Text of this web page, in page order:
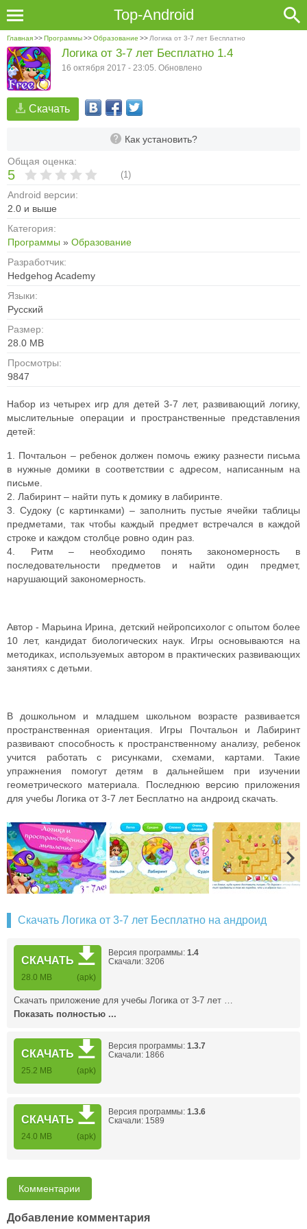
Top-Android
Главная>>Программы>>Образование >> Логика от 3-7 лет Бесплатно
Скачать
Как установить?
Общая оценка:
5 (1)
Android версии:
2.0 и выше
Категория:
Программы » Образование
Разработчик:
Hedgehog Academy
Языки:
Русский
Размер:
28.0 MB
Просмотры:
9847
Логика от 3-7 лет Бесплатно 1.4
16 октября 2017 - 23:05. Обновлено
Набор из четырех игр для детей 3-7 лет, развивающий логику,
мыслительные операции и пространственные представления
детей:
1. Почтальон – ребенок должен помочь ежику разнести письма
в нужные домики в соответствии с адресом, написанным на
письме.
2. Лабиринт – найти путь к домику в лабиринте.
3. Судоку (с картинками) – заполнить пустые ячейки таблицы
предметами, так чтобы каждый предмет встречался в каждой
строке и каждом столбце ровно один раз.
4. Ритм – необходимо понять закономерность в
последовательности предметов и найти один предмет,
нарушающий закономерность.
Автор - Марьина Ирина, детский нейропсихолог с опытом более
10 лет, кандидат биологических наук. Игры основываются на
методиках, используемых автором в практических развивающих
занятиях с детьми.
В дошкольном и младшем школьном возрасте развивается
пространственная ориентация. Игры Почтальон и Лабиринт
развивают способность к пространственному анализу, ребенок
учится работать с рисунками, схемами, картами. Такие
упражнения помогут детям в дальнейшем при изучении
геометрического материала. Последнюю версию приложения
для учебы Логика от 3-7 лет Бесплатно на андроид скачать.
Скачать Логика от 3-7 лет Бесплатно на андроид
СКАЧАТЬ
28.0 MB (apk)
Версия программы: 1.4
Скачали: 3206
Скачать приложение для учебы Логика от 3-7 лет …
Показать полностью ...
СКАЧАТЬ
25.2 MB (apk)
Версия программы: 1.3.7
Скачали: 1866
СКАЧАТЬ
24.0 MB (apk)
Версия программы: 1.3.6
Скачали: 1589
Комментарии
Добавление комментария